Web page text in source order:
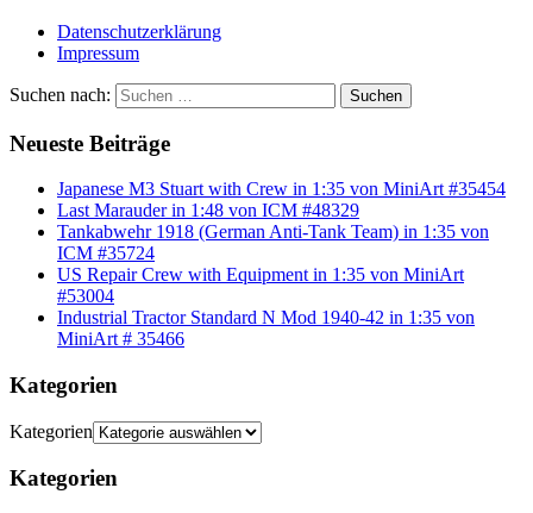
Datenschutzerklärung
Impressum
Suchen nach: Suchen
Neueste Beiträge
Japanese M3 Stuart with Crew in 1:35 von MiniArt #35454
Last Marauder in 1:48 von ICM #48329
Tankabwehr 1918 (German Anti-Tank Team) in 1:35 von
ICM #35724
US Repair Crew with Equipment in 1:35 von MiniArt
#53004
Industrial Tractor Standard N Mod 1940-42 in 1:35 von
MiniArt # 35466
Kategorien
Kategorien
Kategorien